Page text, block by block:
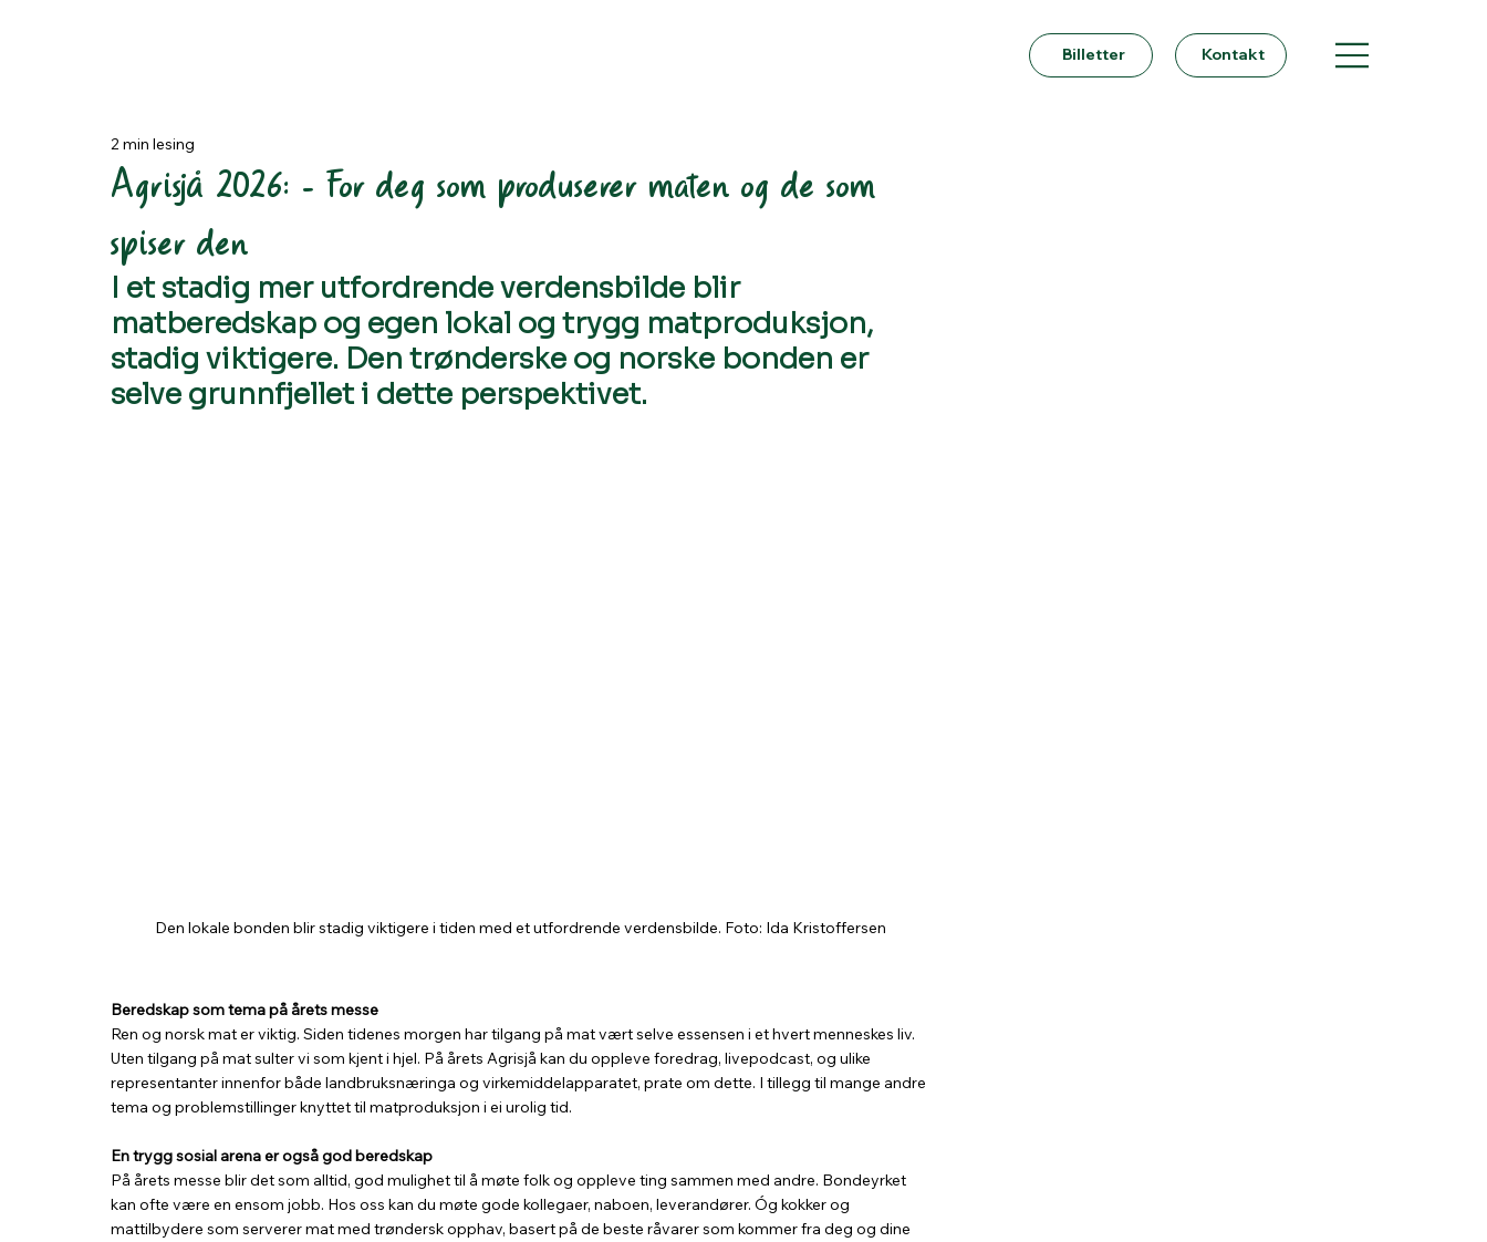
Billetter Kontakt
Agrisjå 2026: - For deg som produserer maten og de som
spiser den
2 min lesing
I et stadig mer utfordrende verdensbilde blir
matberedskap og egen lokal og trygg matproduksjon,
stadig viktigere. Den trønderske og norske bonden er
selve grunnfjellet i dette perspektivet.
Den lokale bonden blir stadig viktigere i tiden med et utfordrende verdensbilde. Foto: Ida Kristoffersen
Beredskap som tema på årets messe
Ren og norsk mat er viktig. Siden tidenes morgen har tilgang på mat vært selve essensen i et hvert menneskes liv.
Uten tilgang på mat sulter vi som kjent i hjel. På årets Agrisjå kan du oppleve foredrag, livepodcast, og ulike
representanter innenfor både landbruksnæringa og virkemiddelapparatet, prate om dette. I tillegg til mange andre
tema og problemstillinger knyttet til matproduksjon i ei urolig tid.
En trygg sosial arena er også god beredskap
På årets messe blir det som alltid, god mulighet til å møte folk og oppleve ting sammen med andre. Bondeyrket
kan ofte være en ensom jobb. Hos oss kan du møte gode kollegaer, naboen, leverandører. Óg kokker og
mattilbydere som serverer mat med trøndersk opphav, basert på de beste råvarer som kommer fra deg og dine